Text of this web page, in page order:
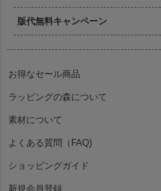
版代無料キャンペーン
お得なセール商品
ラッピングの森について
素材について
よくある質問（FAQ)
ショッピングガイド
新規会員登録